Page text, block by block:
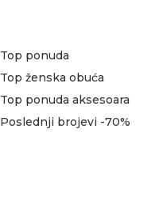
Top ponuda
Top ženska obuća
Top ponuda aksesoara
Poslednji brojevi -70%